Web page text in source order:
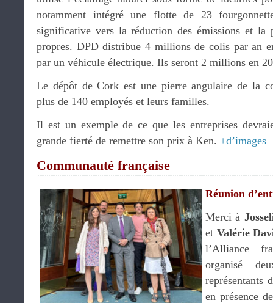
notamment intégré une flotte de 23
significative vers la réduction des émissions et la
propres. DPD distribue 4 millions de colis par an
par un véhicule électrique. Ils seront 2 millions en
Le dépôt de Cork est une pierre angulaire de la
plus de 140 employés et leurs familles.
Il est un exemple de ce que les entreprises
grande fierté de remettre son prix à Ken. +d’images
Communauté française
Réunion
Merci à
et Valérie
l’Alliance
organisé
représentants
en présence